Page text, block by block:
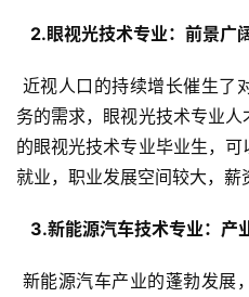
2.眼视光技术专业：前景广
务的需求，眼视光技术专业
的眼视光技术专业毕业生，
就业，职业发展空间较大，薪
3.新能源汽车技术专业：